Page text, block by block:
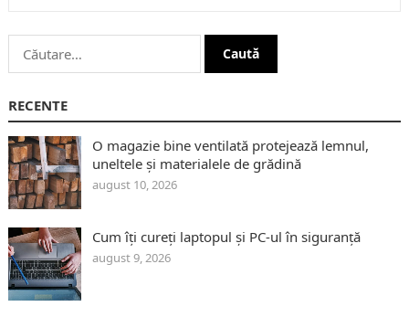
Caută
după:
RECENTE
O magazie bine ventilată protejează lemnul,
uneltele și materialele de grădină
august 10, 2026
Cum îți cureți laptopul și PC-ul în siguranță
august 9, 2026